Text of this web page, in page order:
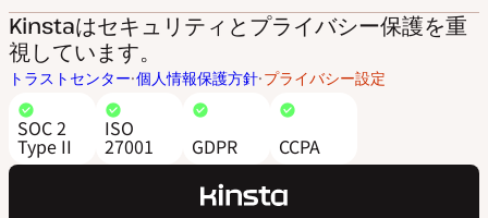
Kinstaはセキュリティとプライバシー保護を重
視しています。
トラストセンター 個人情報保護方針 プライバシー設定
SOC 2
Type II
ISO
27001 GDPR CCPA